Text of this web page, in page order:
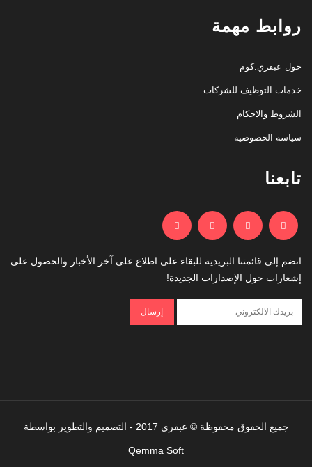
روابط مهمة
حول عبقري.كوم
خدمات التوظيف للشركات
الشروط والاحكام
سياسة الخصوصية
تابعنا
انضم إلى قائمتنا البريدية للبقاء على اطلاع على آخر الأخبار والحصول على
إشعارات حول الإصدارات الجديدة!
جميع الحقوق محفوظة © عبقري 2017 - التصميم والتطوير بواسطة
Qemma Soft